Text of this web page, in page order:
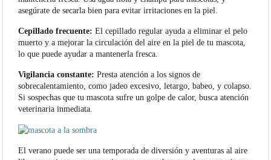
asegúrate de secarla bien para evitar irritaciones en la piel.
Cepillado frecuente: El cepillado regular ayuda a eliminar el pelo
muerto y a mejorar la circulación del aire en la piel de tu mascota,
lo que puede ayudar a mantenerla fresca.
Vigilancia constante: Presta atención a los signos de
sobrecalentamiento, como jadeo excesivo, letargo, babeo, y colapso.
Si sospechas que tu mascota sufre un golpe de calor, busca atención
veterinaria inmediata.
El verano puede ser una temporada de diversión y aventuras al aire